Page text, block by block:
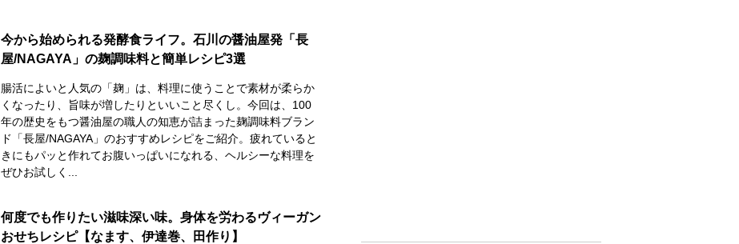
今から始められる発酵食ライフ。石川の醤油屋発「長
屋/NAGAYA」の麹調味料と簡単レシピ3選
腸活によいと人気の「麹」は、料理に使うことで素材が柔らか
くなったり、旨味が増したりといいこと尽くし。今回は、100
年の歴史をもつ醤油屋の職人の知恵が詰まった麹調味料ブラン
ド「長屋/NAGAYA」のおすすめレシピをご紹介。疲れていると
きにもパッと作れてお腹いっぱいになれる、ヘルシーな料理を
ぜひお試しく...
何度でも作りたい滋味深い味。身体を労わるヴィーガン
おせちレシピ【なます、伊達巻、田作り】